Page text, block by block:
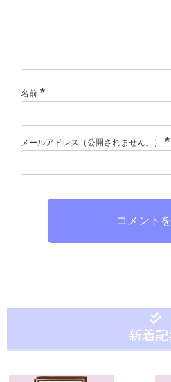
名前 *
メールアドレス（公開されません。） *
コメント
新着